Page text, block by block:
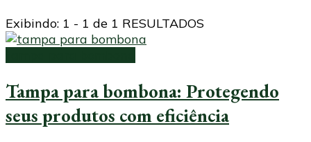
Exibindo: 1 - 1 de 1 RESULTADOS
Tampa para bombona: Protegendo
seus produtos com eficiência